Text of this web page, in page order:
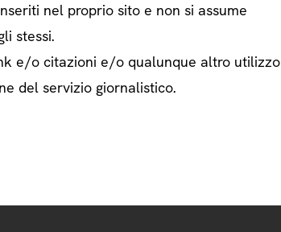
nel proprio sito e non si assume
stessi.
e/o citazioni e/o qualunque altro utilizzo
del servizio giornalistico.